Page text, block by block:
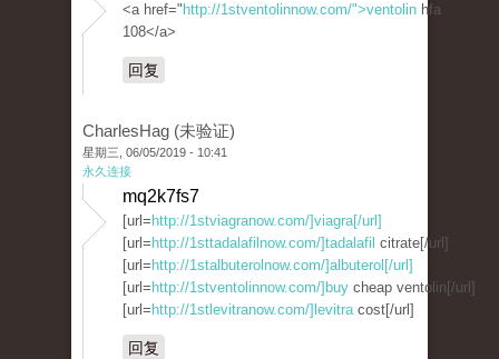
<a href=" http://1stventolinnow.com/">ventolin hfa
108</a>
回复
CharlesHag (未验证)
星期三, 06/05/2019 - 10:41
永久连接
mq2k7fs7
[url= http://1stviagranow.com/]viagra[/url]
[url= http://1sttadalafilnow.com/]tadalafil citrate[/url]
[url= http://1stalbuterolnow.com/]albuterol[/url]
[url= http://1stventolinnow.com/]buy cheap ventolin[/url]
[url= http://1stlevitranow.com/]levitracost[/url]
回复